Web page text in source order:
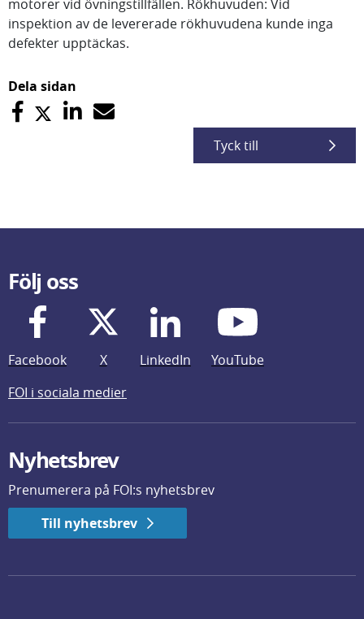
motorer vid övningstillfällen. Rökhuvuden: Vid
inspektion av de levererade rökhuvudena kunde inga
defekter upptäckas.
Dela sidan
Tyck till
Följ oss
Facebook X LinkedIn
YouTube
FOI i sociala medier
Nyhetsbrev
Prenumerera på FOI:s nyhetsbrev
Till nyhetsbrev